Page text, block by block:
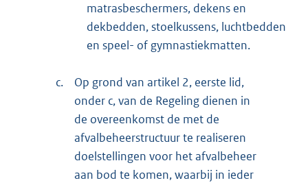
matrasbeschermers, dekens en
dekbedden, stoelkussens, luchtbedden
en speel- of gymnastiekmatten.
c.
Op grond van artikel 2, eerste lid,
onder c, van de Regeling dienen in
de overeenkomst de met de
afvalbeheerstructuur te realiseren
doelstellingen voor het afvalbeheer
aan bod te komen, waarbij in ieder